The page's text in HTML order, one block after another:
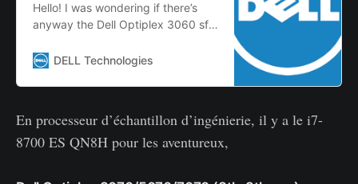
Hello! I was wondering if there’s
anyway the Dell Optiplex 3060 sff
processors. I know Dell’s latest bios
CPUs and it’s more than likel…
DELL Technologies
En processeur d’échantillon d’ingénierie, il y a le i7-
8700 ES QN8H pour les aventureux,